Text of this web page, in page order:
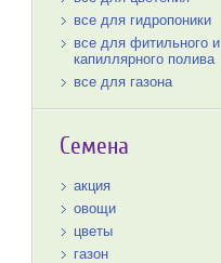
все для гидропоники
все для фитильного и
капиллярного полива
все для газона
Семена
акция
овощи
цветы
газон